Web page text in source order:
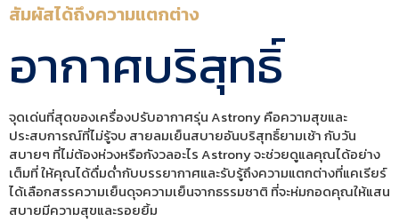
สัมผัสได้ถึงความแตกต่าง
อากาศบริสุทธิ์
จุดเด่นที่สุดของเครื่องปรับอากาศรุ่น Astrony คือความสุขและ
ประสบการณ์ที่ไม่รู้จบ สายลมเย็นสบายอันบริสุทธิ์ยามเช้า กับวัน
สบายๆ ที่ไม่ต้องห่วงหรือกังวลอะไร Astrony จะช่วยดูแลคุณได้อย่าง
เต็มที่ ให้คุณได้ดื่มด่ำกับบรรยากาศและรับรู้ถึงความแตกต่างที่แคเรียร์
ได้เลือกสรรความเย็นดุจความเย็นจากธรรมชาติ ที่จะห่มกอดคุณให้แสน
สบายมีความสุขและรอยยิ้ม